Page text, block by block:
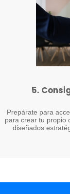
5.
Prepárate para
para crear tu propio
diseñados